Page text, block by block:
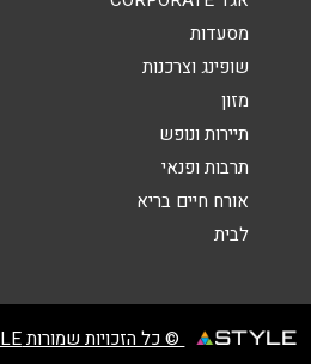
מסעדות
שופינג וצרכנות
מזון
תיירות ונופש
תרבות ופנאי
אורח חיים בריא
לבית
© כל הזכויות שמורות STYLE ניהול מועדוני לקוחות